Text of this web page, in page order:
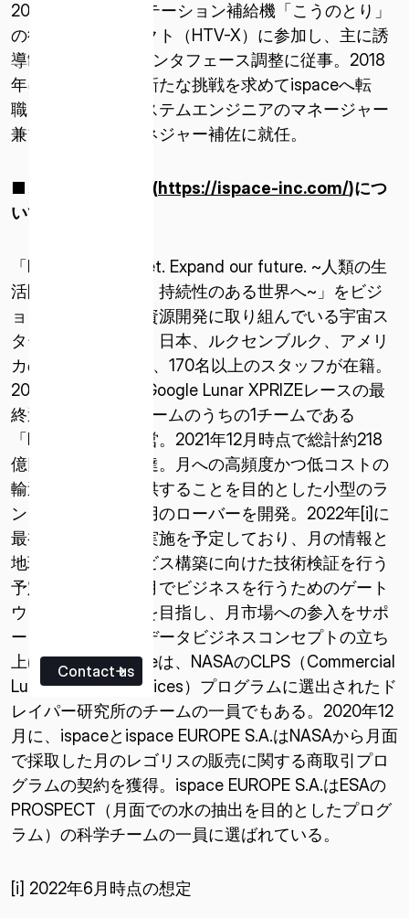
Contact us
2017年から宇宙ステーション補給機「こうのとり」
の後継機プロジェクト（HTV-X）に参加し、主に誘
導制御及びNASAインタフェース調整に従事。2018
年に宇宙分野での新たな挑戦を求めてispaceへ転
職、ランダーのシステムエンジニアのマネージャー
兼プロジェクトマネジャー補佐に就任。
■ 株式会社 ispace (https://ispace-inc.com/)につ
いて
「Expand our planet. Expand our future. ~人類の生
活圏を宇宙に広げ、持続性のある世界へ~」をビジ
ョンに掲げ、月面資源開発に取り組んでいる宇宙ス
タートアップ企業。日本、ルクセンブルク、アメリ
カの3拠点で活動し、170名以上のスタッフが在籍。
2010年に設立し、Google Lunar XPRIZEレースの最
終選考に残った5チームのうちの1チームである
「HAKUTO」を運営。2021年12月時点で総計約218
億円超の資金を調達。月への高頻度かつ低コストの
輸送サービスを提供することを目的とした小型のラ
ンダーと、月探査用のローバーを開発。2022年[i]に
最初のミッション実施を予定しており、月の情報と
地球―月輸送サービス構築に向けた技術検証を行う
予定。民間企業が月でビジネスを行うためのゲート
ウェイとなることを目指し、月市場への参入をサポ
ートするための月データビジネスコンセプトの立ち
上げも行う。ispaceは、NASAのCLPS（Commercial
Lunar Payload Services）プログラムに選出されたド
レイパー研究所のチームの一員でもある。2020年12
月に、ispaceとispace EUROPE S.A.はNASAから月面
で採取した月のレゴリスの販売に関する商取引プロ
グラムの契約を獲得。ispace EUROPE S.A.はESAの
PROSPECT（月面での水の抽出を目的としたプログ
ラム）の科学チームの一員に選ばれている。
[i] 2022年6月時点の想定